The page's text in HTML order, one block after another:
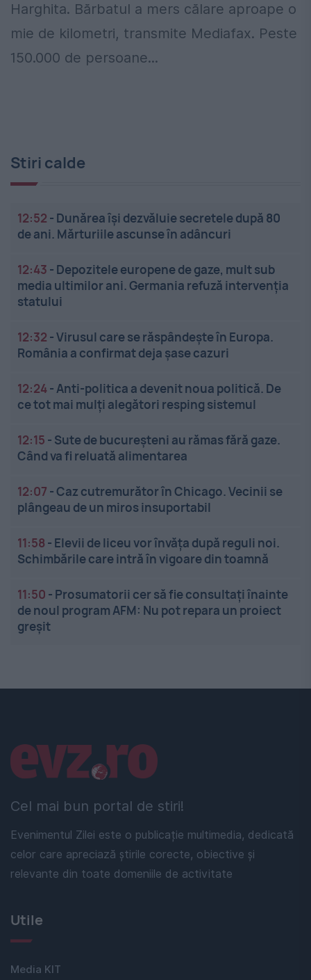
Harghita. Bărbatul a mers călare aproape o
mie de kilometri, transmite Mediafax. Peste
150.000 de persoane...
Stiri calde
12:52 - Dunărea își dezvăluie secretele după 80
de ani. Mărturiile ascunse în adâncuri
12:43 - Depozitele europene de gaze, mult sub
media ultimilor ani. Germania refuză intervenția
statului
12:32 -Virusul care se răspândește în Europa.
România a confirmat deja șase cazuri
12:24-Anti-politica a devenit noua politică. De
ce tot mai mulți alegători resping sistemul
12:15 - Sute de bucureșteni au rămas fără gaze.
Când va fi reluată alimentarea
12:07 -Caz cutremurător în Chicago. Vecinii se
plângeau de un miros insuportabil
11:58 - Elevii de liceu vor învăța după reguli noi.
Schimbările care intră în vigoare din toamnă
11:50 - Prosumatorii cer să fie consultați înainte
de noul program AFM: Nu pot repara un proiect
greșit
Cel mai bun portal de stiri!
Evenimentul Zilei este o publicație multimedia, dedicată
celor care apreciază știrile corecte, obiective și
relevante din toate domeniile de activitate
Linkuri utile
Utile
Media KIT